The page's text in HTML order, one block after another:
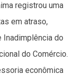
registrou uma
em atraso,
Inadimplência do
do Comércio.
econômica